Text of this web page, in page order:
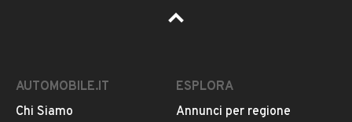
AUTOMOBILE.IT
Chi Siamo
ESPLORA
Annunci per regione